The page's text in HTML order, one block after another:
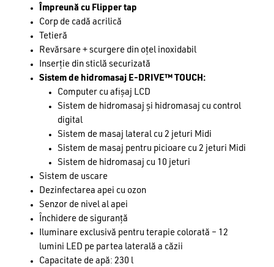
Împreună cu Flipper tap
Corp de cadă acrilică
Tetieră
Revărsare + scurgere din oțel inoxidabil
Inserție din sticlă securizată
Sistem de hidromasaj E-DRIVE™ TOUCH:
Computer cu afișaj LCD
Sistem de hidromasaj și hidromasaj cu control
digital
Sistem de masaj lateral cu 2 jeturi Midi
Sistem de masaj pentru picioare cu 2 jeturi Midi
Sistem de hidromasaj cu 10 jeturi
Sistem de uscare
Dezinfectarea apei cu ozon
Senzor de nivel al apei
Închidere de siguranță
Iluminare exclusivă pentru terapie colorată – 12
lumini LED pe partea laterală a căzii
Capacitate de apă: 230 l